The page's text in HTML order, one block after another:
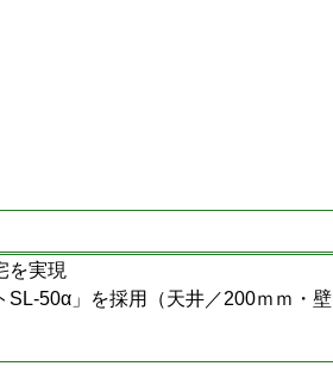
を実現
50α」を採用（天井／200ｍｍ・壁